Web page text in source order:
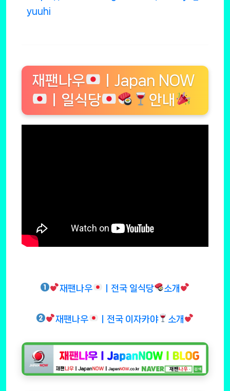
yuuhi
재팬나우
ㅣJapan NOW
ㅣ일식당
안내
재팬나우 ㅣ전국 일식당 소개
재팬나우 ㅣ전국 이자카야 소개